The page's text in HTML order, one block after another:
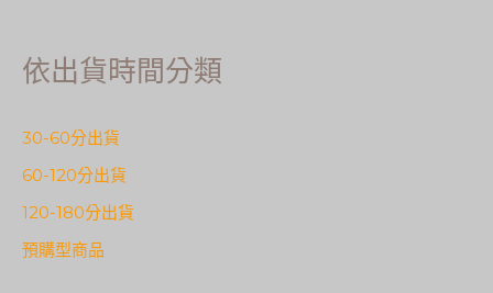
依出貨時間分類
30-60分出貨
60-120分出貨
120-180分出貨
預購型商品